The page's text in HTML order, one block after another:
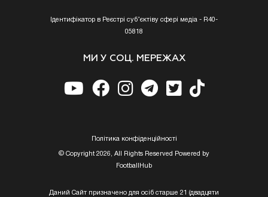
Ідентифікатор в Реєстрі суб’єктіву сфері медіа - R40-
05818
МИ У СОЦ. МЕРЕЖАХ
Полiтика конфiденцiйностi
© Copyright 2026, All Rights Reserved Powered by
FootballHub
Даний Сайт призначено для осіб старше 21 (двадцяти